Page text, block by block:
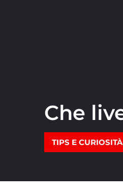
Che
TIPS E CURIOSITÀ